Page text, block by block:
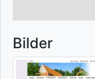
Bilder